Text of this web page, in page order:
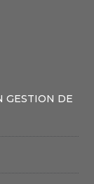
GESTION DE